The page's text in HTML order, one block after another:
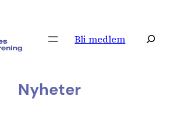
Bli medlem Søk
Nyheter